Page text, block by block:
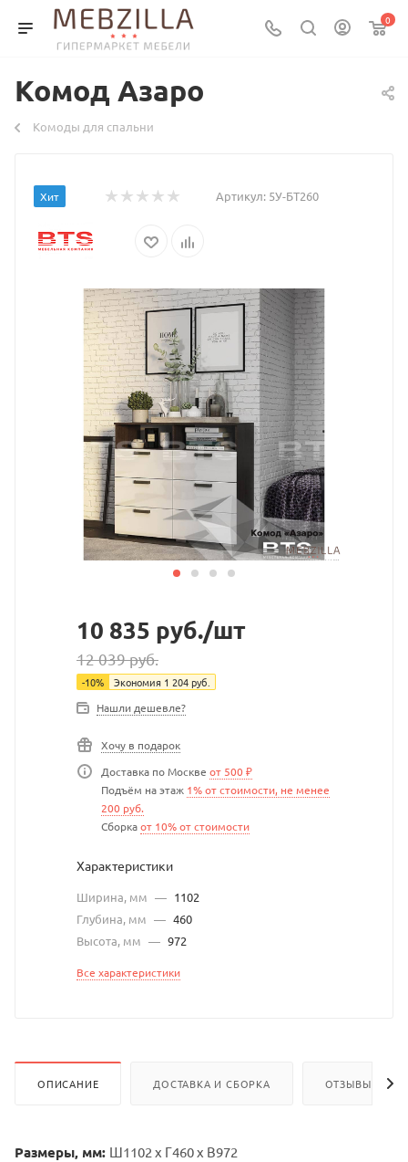
0
Комод Азаро
Комоды для спальни
Хит Артикул: 5У-БТ260
10 835 руб./шт
12 039руб.
-10% Экономия 1 204руб.
Нашли дешевле?
Хочу в подарок
Доставка по Москве от 500 ₽
Подъём на этаж 1% от стоимости, не менее
200 руб.
Сборкаот 10% от стоимости
Характеристики
Ширина, мм — 1102
Глубина, мм — 460
Высота, мм — 972
Все характеристики
ОПИСАНИЕ ДОСТАВКА И СБОРКА ОТЗЫВЫ
Размеры, мм: Ш1102 х Г460 х В972